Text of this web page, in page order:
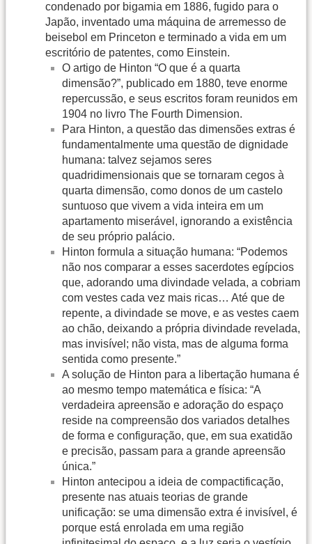
condenado por bigamia em 1886, fugido para o
Japão, inventado uma máquina de arremesso de
beisebol em Princeton e terminado a vida em um
escritório de patentes, como Einstein.
O artigo de Hinton “O que é a quarta
dimensão?”, publicado em 1880, teve enorme
repercussão, e seus escritos foram reunidos em
1904 no livro The Fourth Dimension.
Para Hinton, a questão das dimensões extras é
fundamentalmente uma questão de dignidade
humana: talvez sejamos seres
quadridimensionais que se tornaram cegos à
quarta dimensão, como donos de um castelo
suntuoso que vivem a vida inteira em um
apartamento miserável, ignorando a existência
de seu próprio palácio.
Hinton formula a situação humana: “Podemos
não nos comparar a esses sacerdotes egípcios
que, adorando uma divindade velada, a cobriam
com vestes cada vez mais ricas… Até que de
repente, a divindade se move, e as vestes caem
ao chão, deixando a própria divindade revelada,
mas invisível; não vista, mas de alguma forma
sentida como presente.”
A solução de Hinton para a libertação humana é
ao mesmo tempo matemática e física: “A
verdadeira apreensão e adoração do espaço
reside na compreensão dos variados detalhes
de forma e configuração, que, em sua exatidão
e precisão, passam para a grande apreensão
única.”
Hinton antecipou a ideia de compactificação,
presente nas atuais teorias de grande
unificação: se uma dimensão extra é invisível, é
porque está enrolada em uma região